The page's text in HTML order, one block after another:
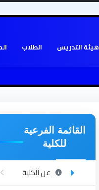
هيئة التدريس الطلاب
القائمة الفرعية
للكلية
عن الكلية